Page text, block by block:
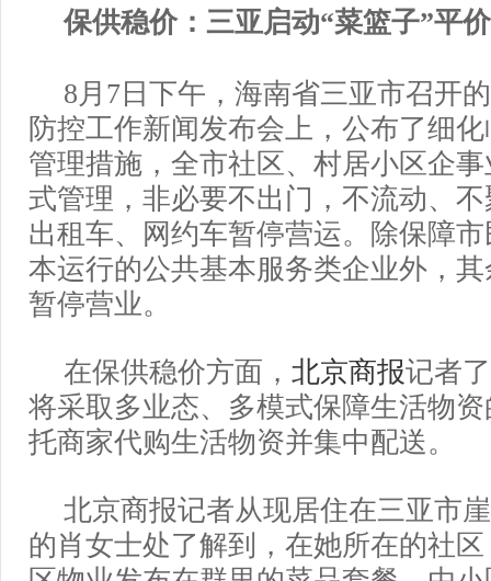
保供稳价：三亚启动“菜篮子”平
8月7日下午，海南省三亚市召开
防控工作新闻发布会上，公布了细
管理措施，全市社区、村居小区企
式管理，非必要不出门，不流动、
出租车、网约车暂停营运。除保障
本运行的公共基本服务类企业外，
暂停营业。
在保供稳价方面， 北京商报记者
将采取多业态、多模式保障生活物
托商家代购生活物资并集中配送。
北京商报记者从现居住在三亚市
的肖女士处了解到，在她所在的社